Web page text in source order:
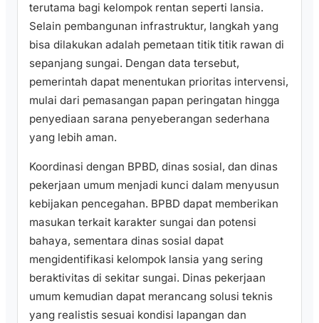
terutama bagi kelompok rentan seperti lansia.
Selain pembangunan infrastruktur, langkah yang
bisa dilakukan adalah pemetaan titik titik rawan di
sepanjang sungai. Dengan data tersebut,
pemerintah dapat menentukan prioritas intervensi,
mulai dari pemasangan papan peringatan hingga
penyediaan sarana penyeberangan sederhana
yang lebih aman.
Koordinasi dengan BPBD, dinas sosial, dan dinas
pekerjaan umum menjadi kunci dalam menyusun
kebijakan pencegahan. BPBD dapat memberikan
masukan terkait karakter sungai dan potensi
bahaya, sementara dinas sosial dapat
mengidentifikasi kelompok lansia yang sering
beraktivitas di sekitar sungai. Dinas pekerjaan
umum kemudian dapat merancang solusi teknis
yang realistis sesuai kondisi lapangan dan